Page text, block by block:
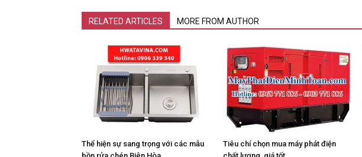
RELATED ARTICLES MORE FROM AUTHOR
Thể hiện sự sang trọng với các mẫu
Tiêu chí chọn mua máy phát điện